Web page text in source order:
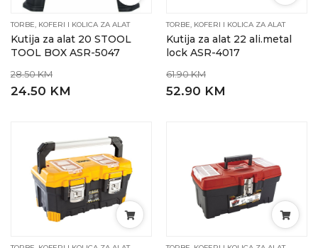
TORBE, KOFERI I KOLICA ZA ALAT
Kutija za alat 20 STOOL
TOOL BOX ASR-5047
28.50 KM
24.50 KM
TORBE, KOFERI I KOLICA ZA ALAT
Kutija za alat 22 ali.metal
lock ASR-4017
61.90 KM
52.90 KM